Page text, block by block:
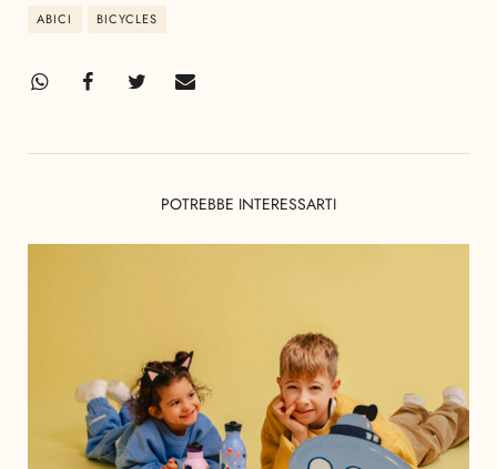
ABICI BICYCLES
POTREBBE INTERESSARTI